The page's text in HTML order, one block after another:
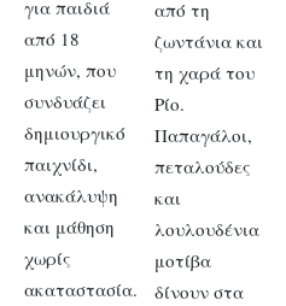
για παιδιά
από 18
μηνών, που
συνδυάζει
δημιουργικό
παιχνίδι,
ανακάλυψη
και μάθηση
χωρίς
ακαταστασία.
από τη
ζωντάνια και
τη χαρά του
Ρίο.
Παπαγάλοι,
πεταλούδες
και
λουλουδένια
μοτίβα
δίνουν στα